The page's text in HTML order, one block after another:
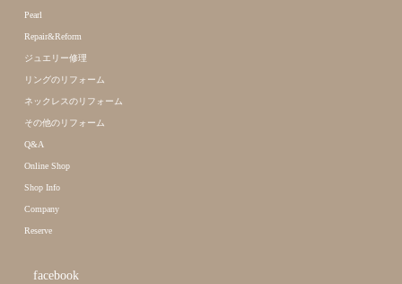
Pearl
Repair&Reform
ジュエリー修理
リングのリフォーム
ネックレスのリフォーム
その他のリフォーム
Q&A
Online Shop
Shop Info
Company
Reserve
facebook